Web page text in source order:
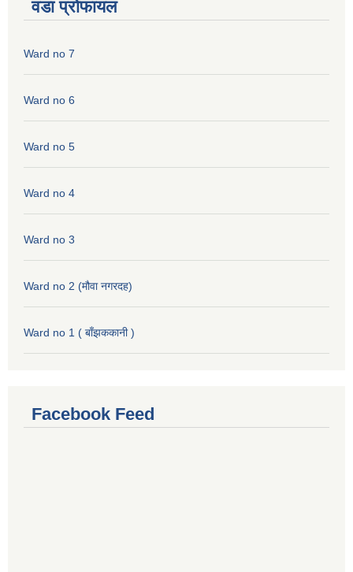
वडा प्रोफायल
Ward no 7
Ward no 6
Ward no 5
Ward no 4
Ward no 3
Ward no 2 (मौवा नगरदह)
Ward no 1 ( बाँझककानी )
Facebook Feed